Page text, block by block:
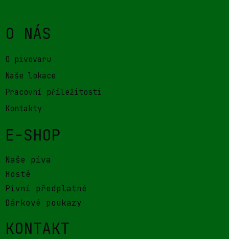
O NÁS
O pivovaru
Naše lokace
Pracovní příležitosti
Kontakty
E-SHOP
Naše piva
Hosté
Pivní předplatné
Dárkové poukazy
KONTAKT